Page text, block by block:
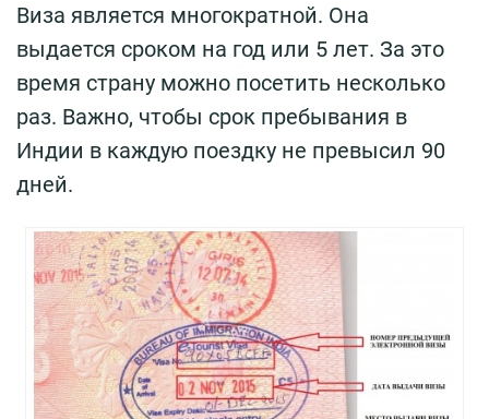
Виза является многократной. Она
выдается сроком на год или 5 лет. За это
время страну можно посетить несколько
раз. Важно, чтобы срок пребывания в
Индии в каждую поездку не превысил 90
дней.